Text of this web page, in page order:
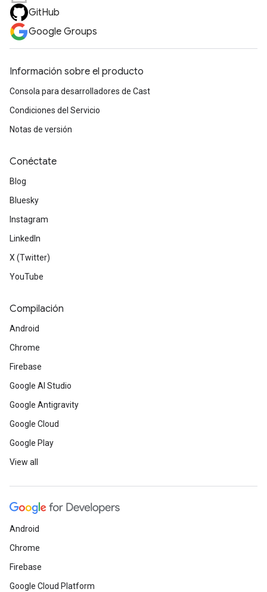
GitHub
Google Groups
Información sobre el producto
Consola para desarrolladores de Cast
Condiciones del Servicio
Notas de versión
Conéctate
Blog
Bluesky
Instagram
LinkedIn
X (Twitter)
YouTube
Compilación
Android
Chrome
Firebase
Google AI Studio
Google Antigravity
Google Cloud
Google Play
View all
Android
Chrome
Firebase
Google Cloud Platform